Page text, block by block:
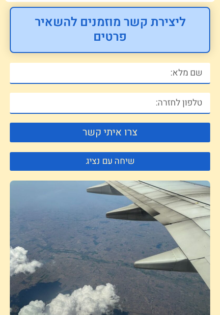
ליצירת קשר מוזמנים להשאיר
פרטים
צרו איתי קשר
שיחה עם נציג